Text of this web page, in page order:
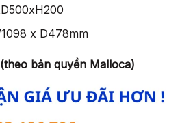
₫.
là:
4.620.000 ₫.
x D478mm
bản quyền Malloca)